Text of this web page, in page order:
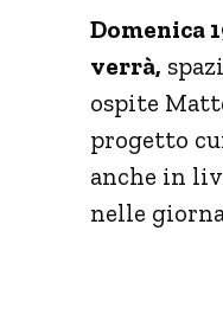
Domenica
verrà,
ospite
progetto
anche in
nelle